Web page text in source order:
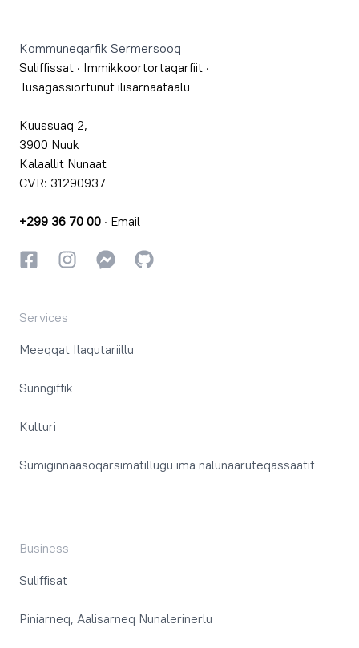
Kommuneqarfik Sermersooq
Suliffissat · Immikkoortortaqarfiit ·
Tusagassiortunut ilisarnaataalu
Kuussuaq 2,
3900 Nuuk
Kalaallit Nunaat
CVR: 31290937
+299 36 70 00 · Email
FacebookkiInstagrammiInstagrammi
GitHub
Services
Meeqqat Ilaqutariillu
Sunngiffik
Kulturi
Sumiginnaasoqarsimatillugu ima nalunaaruteqassaatit
Business
Suliffisat
Piniarneq, Aalisarneq Nunalerinerlu